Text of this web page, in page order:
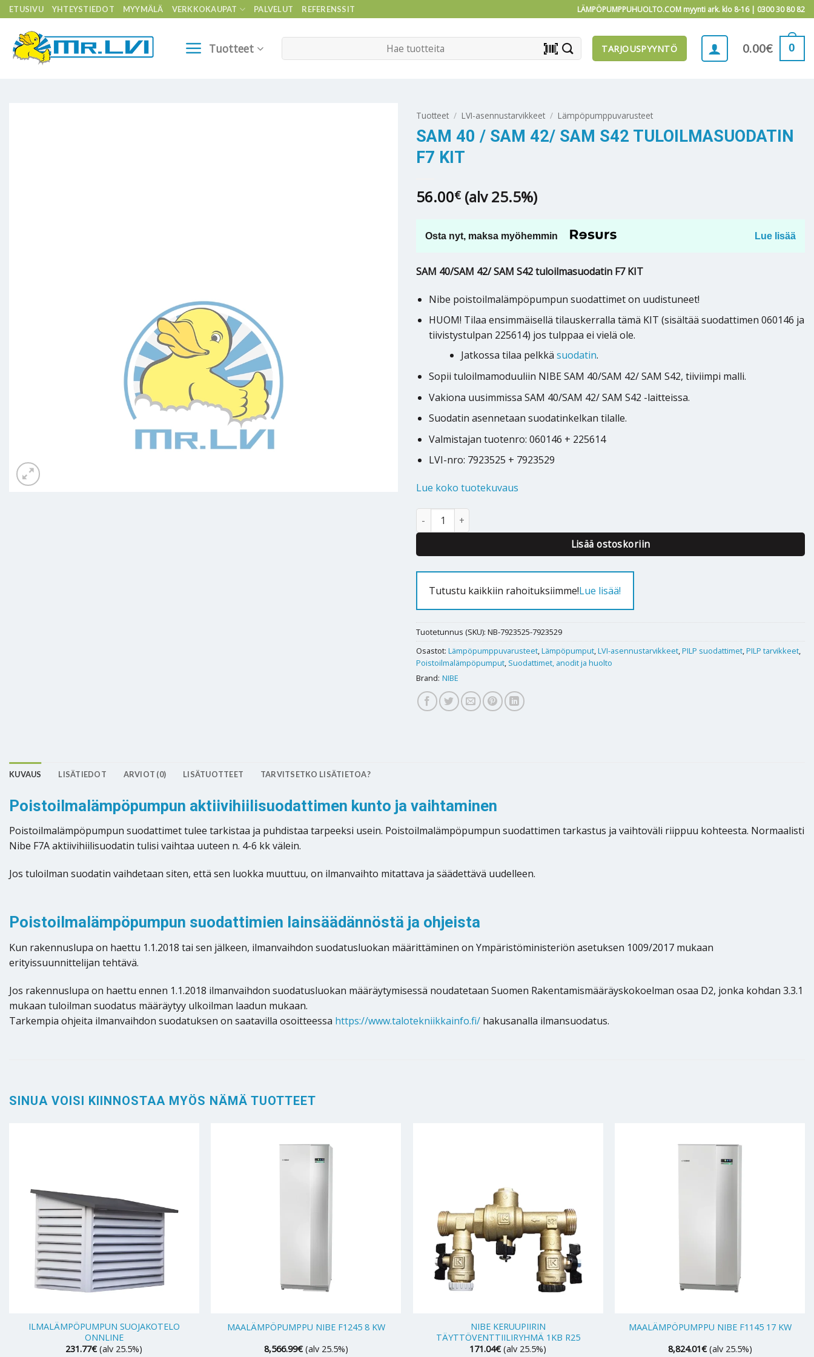
Skip
to
content
ETUSIVU YHTEYSTIEDOT MYYMÄLÄ VERKKOKAUPAT PALVELUT REFERENSSIT LÄMPÖPUMPPUHUOLTO.COM myynti ark. klo 8-16 | 0300 30 80 82
Tuotteet barcode_scanner TARJOUSPYYNTÖ 0.00€ 0
Tuotteet / LVI-asennustarvikkeet / Lämpöpumppuvarusteet
SAM 40 / SAM 42/ SAM S42 TULOILMASUODATIN
F7 KIT
56.00€ (alv 25.5%)
Osta nyt, maksa myöhemmin Lue lisää
SAM 40/SAM 42/ SAM S42 tuloilmasuodatin F7 KIT
Nibe poistoilmalämpöpumpun suodattimet on uudistuneet!
HUOM! Tilaa ensimmäisellä tilauskerralla tämä KIT (sisältää suodattimen 060146 ja
tiivistystulpan 225614) jos tulppaa ei vielä ole.
Jatkossa tilaa pelkkä suodatin.
Sopii tuloilmamoduuliin NIBE SAM 40/SAM 42/ SAM S42, tiiviimpi malli.
Vakiona uusimmissa SAM 40/SAM 42/ SAM S42 -laitteissa.
Suodatin asennetaan suodatinkelkan tilalle.
Valmistajan tuotenro: 060146 + 225614
LVI-nro: 7923525 + 7923529
Lue koko tuotekuvaus
SAM 40 / SAM 42/ SAM S42 tuloilmasuodatin F7 KIT määrä
Lisää ostoskoriin
Alternative:
Tutustu kaikkiin rahoituksiimme!Lue lisää!
Tuotetunnus (SKU): NB-7923525-7923529
Osastot: Lämpöpumppuvarusteet Lämpöpumput LVI-asennustarvikkeet PILP suodattimet PILP tarvikkeet
Poistoilmalämpöpumput Suodattimet, anodit ja huolto
Brand: NIBE
KUVAUS LISÄTIEDOT ARVIOT (0) LISÄTUOTTEET TARVITSETKO LISÄTIETOA?
Poistoilmalämpöpumpun aktiivihiilisuodattimen kunto ja vaihtaminen
Poistoilmalämpöpumpun suodattimet tulee tarkistaa ja puhdistaa tarpeeksi usein. Poistoilmalämpöpumpun suodattimen tarkastus ja vaihtoväli riippuu kohteesta. Normaalisti
Nibe F7A aktiivihiilisuodatin tulisi vaihtaa uuteen n. 4-6 kk välein.
Jos tuloilman suodatin vaihdetaan siten, että sen luokka muuttuu, on ilmanvaihto mitattava ja säädettävä uudelleen.
Poistoilmalämpöpumpun suodattimien lainsäädännöstä ja ohjeista
Kun rakennuslupa on haettu 1.1.2018 tai sen jälkeen, ilmanvaihdon suodatusluokan määrittäminen on Ympäristöministeriön asetuksen 1009/2017 mukaan
erityissuunnittelijan tehtävä.
Jos rakennuslupa on haettu ennen 1.1.2018 ilmanvaihdon suodatusluokan määräytymisessä noudatetaan Suomen Rakentamismääräyskokoelman osaa D2, jonka kohdan 3.3.1
mukaan tuloilman suodatus määräytyy ulkoilman laadun mukaan.
Tarkempia ohjeita ilmanvaihdon suodatuksen on saatavilla osoitteessa https://www.talotekniikkainfo.fi/ hakusanalla ilmansuodatus.
SINUA VOISI KIINNOSTAA MYÖS NÄMÄ TUOTTEET
ILMALÄMPÖPUMPUN SUOJAKOTELO
ONNLINE
231.77€ (alv 25.5%)
MAALÄMPÖPUMPPU NIBE F1245 8 KW
8,566.99€ (alv 25.5%)
NIBE KERUUPIIRIN
TÄYTTÖVENTTIILIRYHMÄ 1KB R25
171.04€ (alv 25.5%)
MAALÄMPÖPUMPPU NIBE F1145 17 KW
8,824.01€ (alv 25.5%)